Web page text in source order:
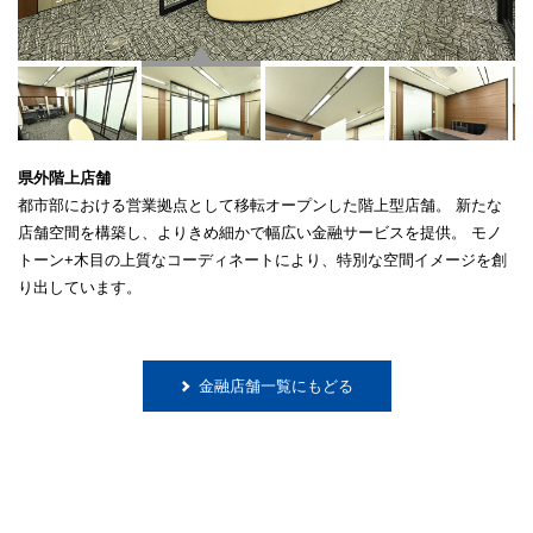
県外階上店舗
都市部における営業拠点として移転オープンした階上型店舗。
新たな
店舗空間を構築し、よりきめ細かで幅広い金融サービスを提供。
モノ
トーン+木目の上質なコーディネートにより、特別な空間イメージを創
り出しています。
金融店舗一覧にもどる